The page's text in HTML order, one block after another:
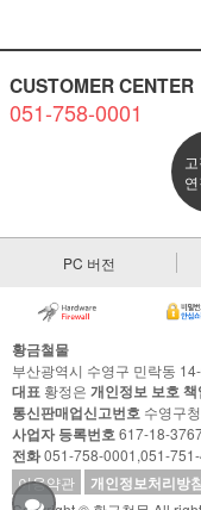
CUSTOMER CENTER
051-758-0001
PC 버전
황금철물
부산광역시 수영구 민락동
대표 황정은 개인정보 보호
통신판매업신고번호 수영구
사업자 등록번호617-18-
전화051-758-0001,051-
이용약관
개인정보처리방